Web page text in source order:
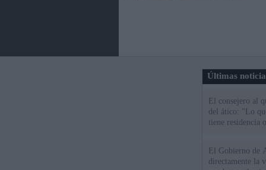
Últimas
El consejero al
del ático: "Lo
tiene residencia
El Gobierno de
directamente la